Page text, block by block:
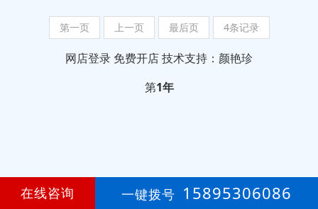
第一页 上一页 最后页 4条记录
网店登录 免费开店技术支持：颜艳珍
第1年
在线咨询 一键拨号 15895306086